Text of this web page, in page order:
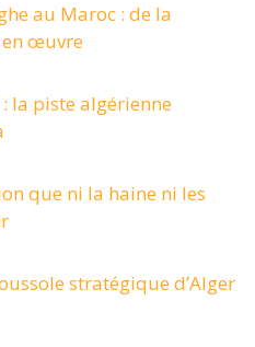
au Maroc : de la
en œuvre
la piste algérienne
que ni la haine ni les
stratégique d’Alger